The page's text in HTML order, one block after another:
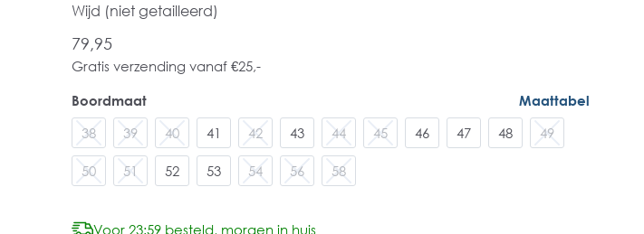
Wijd (niet getailleerd)
79,95
Gratis verzending vanaf €25,-
Boordmaat
Maattabel
38
39 40 41 42 43 44 45 46 47 48 49
50 51 52 53 54 56 58
Voor 23:59 besteld, morgen in huis